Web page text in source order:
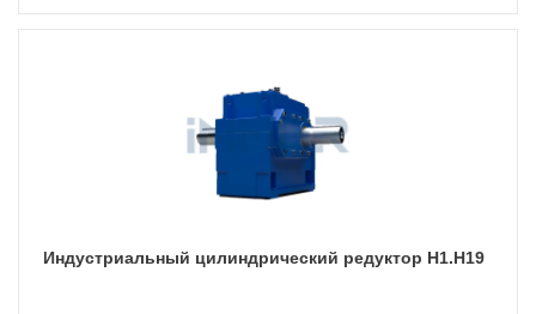
Индустриальный цилиндрический редуктор H1.H19